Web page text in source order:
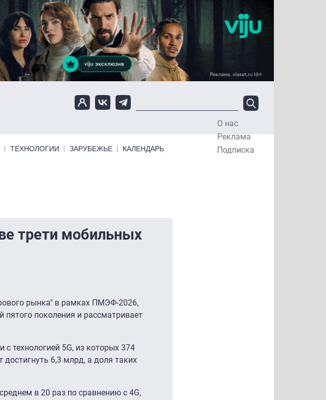
О нас
Реклама
Подписка
ТЕХНОЛОГИИ ЗАРУБЕЖЬЕ КАЛЕНДАРЬ
трети мобильных
рынка" в рамках ПМЭФ-2026,
поколения и рассматривает
технологией 5G, из которых 374
достигнуть 6,3 млрд, а доля таких
в 20 раз по сравнению с 4G,